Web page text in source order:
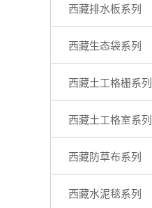
西藏排水板系列
西藏生态袋系列
西藏土工格栅系列
西藏土工格室系列
西藏防草布系列
西藏水泥毯系列